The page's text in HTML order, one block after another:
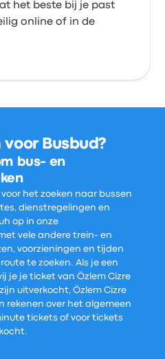
het beste bij je past
online of in de
Busbud?
bus- en
het zoeken naar bussen
dienstregelingen en
op in onze
vele andere trein- en
voorzieningen en tijden
te zoeken. Als je een
je je ticket van Özlem Cizre
uitverkocht, Özlem Cizre
rekenen over het algemeen
tickets of voor tickets